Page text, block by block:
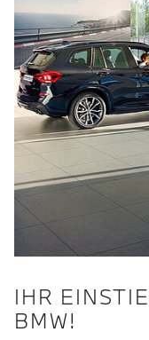
IHR
BMW!